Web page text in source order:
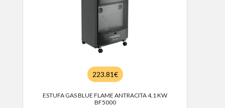
223.81€
ESTUFA GAS BLUE FLAME ANTRACITA 4,1 KW
BF5000